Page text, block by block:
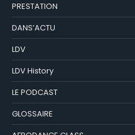
PRESTATION
DANS’ACTU
LDV
LDV History
LE PODCAST
GLOSSAIRE